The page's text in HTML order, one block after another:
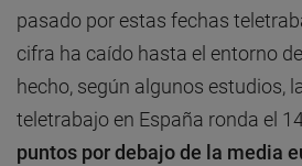
pasado por estas fechas
cifra ha caído hasta el entorno
hecho, según algunos estudios,
teletrabajo en España ronda el
puntos por debajo de la media